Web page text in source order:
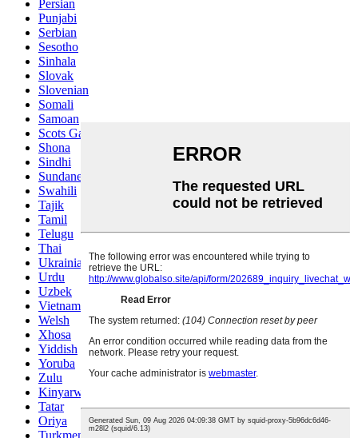
Persian
Punjabi
Serbian
Sesotho
Sinhala
Slovak
Slovenian
Somali
Samoan
Scots Gaelic
Shona
Sindhi
Sundanese
Swahili
Tajik
Tamil
Telugu
Thai
Ukrainian
Urdu
Uzbek
Vietnamese
Welsh
Xhosa
Yiddish
Yoruba
Zulu
Kinyarwanda
Tatar
Oriya
Turkmen